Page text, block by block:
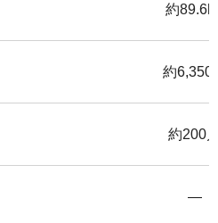
約
約6,350
約200
―